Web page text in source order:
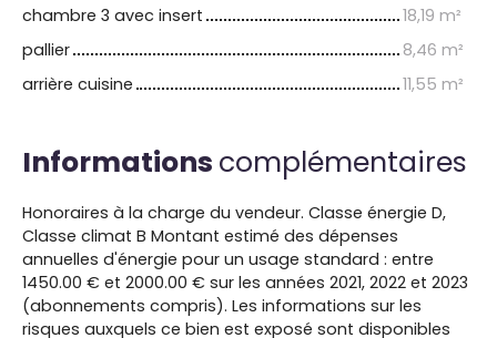
chambre 3 avec insert
18,19 m²
pallier
8,46 m²
arrière cuisine
11,55 m²
Informations complémentaires
Honoraires à la charge du vendeur. Classe énergie D,
Classe climat B Montant estimé des dépenses
annuelles d'énergie pour un usage standard : entre
1450.00 € et 2000.00 € sur les années 2021, 2022 et 2023
(abonnements compris). Les informations sur les
risques auxquels ce bien est exposé sont disponibles